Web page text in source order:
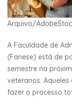
Arquivo/
A Faculdade de
(Fanese) está de
semestre na
veteranos.
fazer o processo